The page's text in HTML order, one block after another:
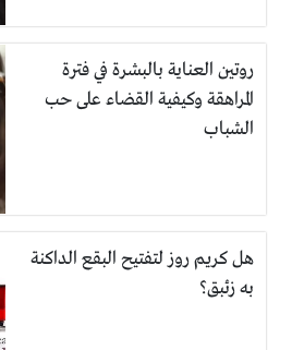
روتين العناية بالبشرة في فترة
المراهقة وكيفية القضاء على حب
الشباب
هل كريم روز لتفتيح البقع الداكنة
به زئبق؟